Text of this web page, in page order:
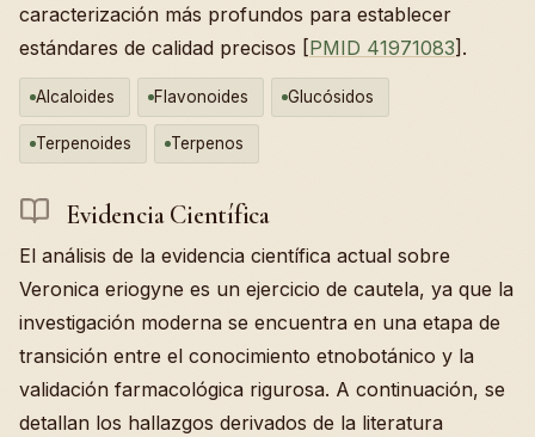
caracterización más profundos para establecer
estándares de calidad precisos [PMID 41971083].
Alcaloides Flavonoides Glucósidos
Terpenoides Terpenos
Evidencia Científica
El análisis de la evidencia científica actual sobre
Veronica eriogyne es un ejercicio de cautela, ya que la
investigación moderna se encuentra en una etapa de
transición entre el conocimiento etnobotánico y la
validación farmacológica rigurosa. A continuación, se
detallan los hallazgos derivados de la literatura